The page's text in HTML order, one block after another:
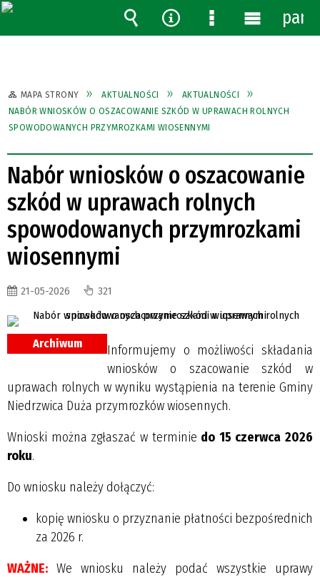
MAPA STRONY AKTUALNOŚCI
AKTUALNOŚCI
NABÓR WNIOSKÓW O OSZACOWANIE SZKÓD W UPRAWACH ROLNYCH
SPOWODOWANYCH PRZYMROZKAMI WIOSENNYMI
Nabór wniosków o oszacowanie
szkód w uprawach rolnych
spowodowanych przymrozkami
wiosennymi
21-05-2026 321
Archiwum
Informujemy o możliwości składania
wniosków o szacowanie szkód w
uprawach rolnych w wyniku wystąpienia na terenie Gminy
Niedrzwica Duża przymrozków wiosennych.
Wnioski można zgłaszać w terminie do 15 czerwca 2026
roku.
Do wniosku należy dołączyć:
kopię wniosku o przyznanie płatności bezpośrednich
za 2026 r.
WAŻNE: We wniosku należy podać wszystkie uprawy
Wyszukiwarka
Narzędzia
MenuMenu